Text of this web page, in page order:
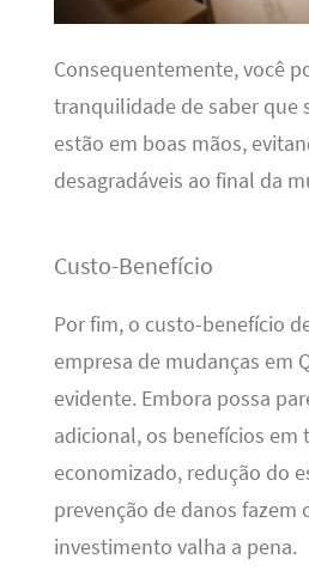
Consequentemente, você
tranquilidade de saber que
estão em boas mãos,
desagradáveis ao final da
Custo-Benefício
Por fim, o custo-benefício
empresa de mudanças em
evidente. Embora possa
adicional, os benefícios em
economizado, redução do
prevenção de danos fazem
investimento valha a pena.